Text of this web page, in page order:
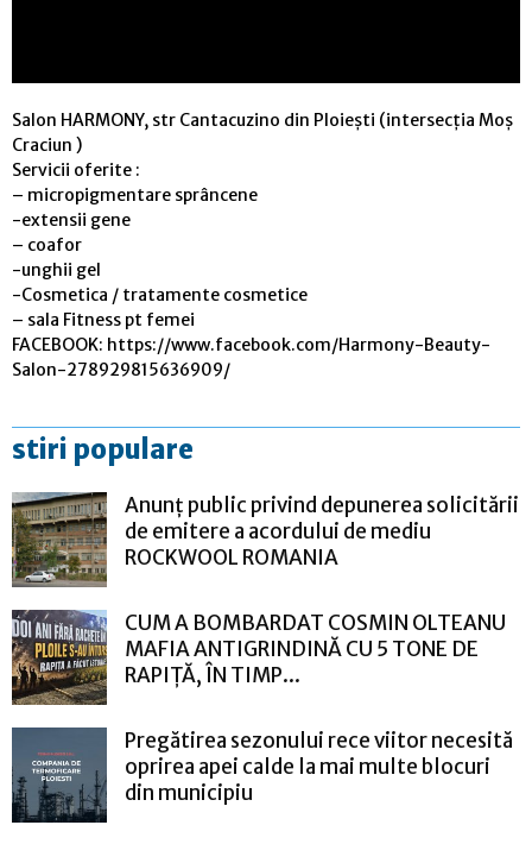
Salon HARMONY, str Cantacuzino din Ploiești (intersecția Moș
Craciun )
Servicii oferite :
– micropigmentare sprâncene
-extensii gene
– coafor
-unghii gel
-Cosmetica / tratamente cosmetice
– sala Fitness pt femei
FACEBOOK: https://www.facebook.com/Harmony-Beauty-
Salon-278929815636909/
stiri populare
Anunț public privind depunerea solicitării
de emitere a acordului de mediu
ROCKWOOL ROMANIA
CUM A BOMBARDAT COSMIN OLTEANU
MAFIA ANTIGRINDINĂ CU 5 TONE DE
RAPIȚĂ, ÎN TIMP...
Pregătirea sezonului rece viitor necesită
oprirea apei calde la mai multe blocuri
din municipiu